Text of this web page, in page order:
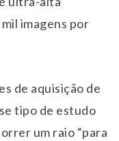
imagens por
de aquisição de
tipo de estudo
um raio “para